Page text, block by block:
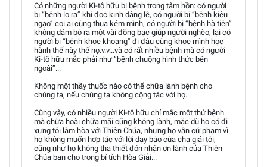
Có những người Ki-tô hữu bị bệnh trong tâm hồn: có người
bị “bệnh lo ra” khi đọc kinh dâng lễ, có người bị “bệnh kiêu
ngạo” coi ai cũng thua kém mình, có người bị “bệnh hà tiện”
không dám bỏ ra một vài đồng bạc giúp người nghèo, lại có
người bị “bệnh khoe khoang” đi đâu cũng khoe mình học
hành thế này thế nọ.v.v...và có rất nhiều bệnh mà có người
Ki-tô hữu mắc phải như “bệnh chuộng hình thức bên
ngoài”...
Không một thầy thuốc nào có thể chữa lành bệnh cho
chúng ta, nếu chúng ta không cộng tác với họ.
Cũng vậy, có nhiều người Ki-tô hữu chỉ mắc một thứ bệnh
mà chữa hoài chữa mãi cũng không lành, mặc dù họ có đi
xưng tội làm hòa với Thiên Chúa, nhưng họ vẫn cứ phạm vì
họ không muốn hợp tác với lời dạy bảo của cha giải tội,
cũng như họ không tha thiết đón nhận ơn lành của Thiên
Chúa ban cho trong bí tích Hòa Giải...